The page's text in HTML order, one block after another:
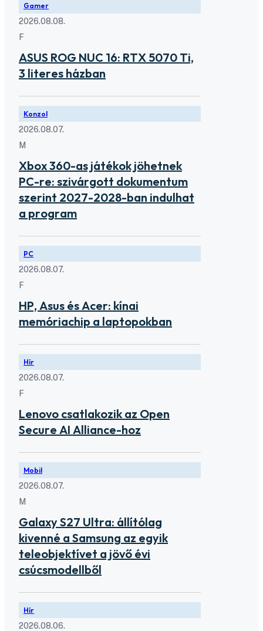
Gamer
2026.08.08.
F
ASUS ROG NUC 16: RTX 5070 Ti,
3 literes házban
Konzol
2026.08.07.
M
Xbox 360-as játékok jöhetnek
PC-re: szivárgott dokumentum
szerint 2027-2028-ban indulhat
a program
PC
2026.08.07.
F
HP, Asus és Acer: kínai
memóriachip a laptopokban
Hír
2026.08.07.
F
Lenovo csatlakozik az Open
Secure AI Alliance-hoz
Mobil
2026.08.07.
M
Galaxy S27 Ultra: állítólag
kivenné a Samsung az egyik
teleobjektívet a jövő évi
csúcsmodellből
Hír
2026.08.06.